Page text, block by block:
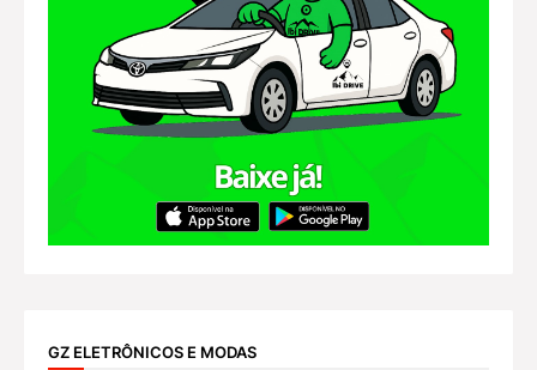
GZ ELETRÔNICOS E MODAS